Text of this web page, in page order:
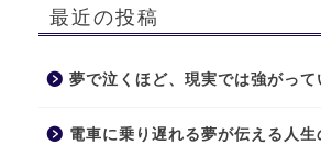
最近の投稿
夢で泣くほど、現実では強がって
電車に乗り遅れる夢が伝える人生